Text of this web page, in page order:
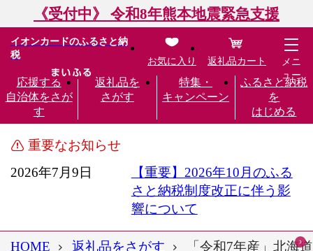
《受付中》 令和8年熊本地震緊急支援
イオンカードのふるさと納
税
応援する
自治体をさが
す
返礼品を
さがす
特集・
キャンペーン
ふるさと納税
を
はじめる
お気に入り 返礼品カート
メニ
ュー
重要なお知らせ
2026年7月9日
【重要】2026年10月のふる
さと納税制度改正に伴う影
響について
HOME 返礼品をさがす 「令和7年産」北海